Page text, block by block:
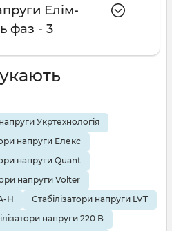
Елім-
фаз - 3
Укртехнологія
напруги Елекс
напруги Quant
напруги Volter
Н
Стабілізатори напруги LVT
напруги 220 В